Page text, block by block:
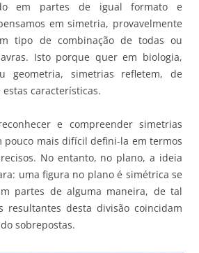
em partes de igual formato e
em simetria, provavelmente
tipo de combinação de todas ou
Isto porque quer em biologia,
geometria, simetrias refletem, de
características.
e compreender simetrias
mais difícil defini-la em termos
No entanto, no plano, a ideia
uma figura no plano é simétrica se
partes de alguma maneira, de tal
resultantes desta divisão coincidam
sobrepostas.